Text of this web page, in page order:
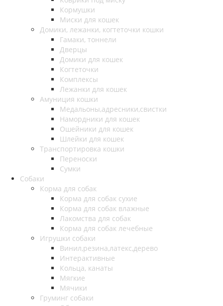
Кормушки
Миски для кошек
Домики, лежанки, когтеточки кошки
Гамаки, тоннели
Дверцы
Домики для кошек
Когтеточки
Комплексы
Лежанки для кошек
Амуниция кошки
Медальоны,адресники,свистки
Намордники для кошек
Ошейники для кошек
Шлейки для кошек
Транспортировка кошки
Переноски
Сумки
Собаки
Корма для собак
Корма для собак сухие
Корма для собак влажные
Лакомства для собак
Корма для собак лечебные
Игрушки собаки
Винил,резина,латекс,дерево
Интерактивные
Кольца, канаты
Мягкие
Мячики
Груминг собаки